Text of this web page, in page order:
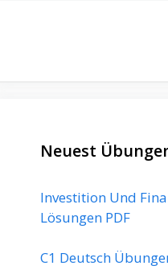
Neuest
Investition Und
Lösungen PDF
C1 Deutsch